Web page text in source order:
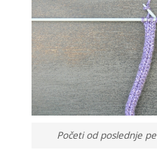
Početi od poslednje